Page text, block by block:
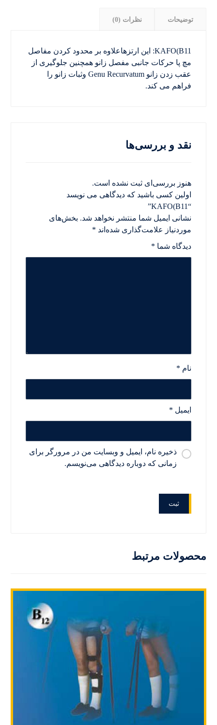
توضیحات نظرات (0)
KAFO(B11: این ارتزهاعلاوه بر محدود کردن مفاصل
مچ پا حرکات جانبی مفصل زانو همچنین جلوگیری از
عقب زدن زانو Genu Recurvatum وثبات زانو را
فراهم می کند.
نقد و بررسی‌ها
هنوز بررسی‌ای ثبت نشده است.
اولین کسی باشید که دیدگاهی می نویسد
“KAFO(B11”
نشانی ایمیل شما منتشر نخواهد شد. بخش‌های
موردنیاز علامت‌گذاری شده‌اند *
دیدگاه شما *
نام *
ایمیل *
ذخیره نام، ایمیل و وبسایت من در مرورگر برای
زمانی که دوباره دیدگاهی می‌نویسم.
محصولات مرتبط